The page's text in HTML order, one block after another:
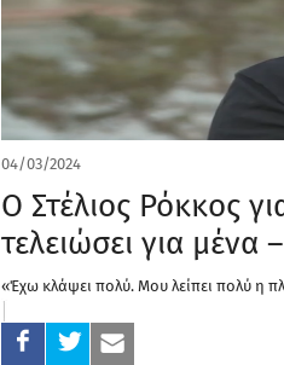
04/03/2024
Ο Στέλιος Ρόκκος
τελειώσει για
«Έχω κλάψει πολύ. Μου λείπει πολύ η